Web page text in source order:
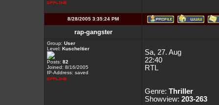
8/28/2005 3:35:24 PM
rap-gangster
Group: User
Level: Kuscheltier
Posts: 82
Joined: 8/16/2005
IP-Address: saved
Sa, 27. Aug
22:40
RTL
Genre: Thriller
Showview: 203-263